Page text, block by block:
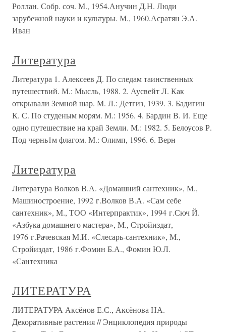
Роллан. Собр. соч. М., 1954.Анучин Д.Н. Люди
зарубежной науки и культуры. М., 1960.Асратян Э.А.
Иван
Литература
Литература 1. Алексеев Д. По следам таинственных
путешествий. М.: Мысль, 1988. 2. Аусвейт Л. Как
открывали Земной шар. М. Л.: Детгиз, 1939. 3. Бадигин
К. С. По студеным морям. М.: 1956. 4. Бардин В. И. Еще
одно путешествие на край Земли. М.: 1982. 5. Белоусов Р.
Под чернь1м флагом. М.: Олимп, 1996. 6. Верн
Литература
Литература Волков В.А. «Домашний сантехник», М.,
Машиностроение, 1992 г.Волков В.А. «Сам себе
сантехник», М., ТОО «Интерпрактик», 1994 г.Сюч Й.
«Азбука домашнего мастера», М., Стройиздат,
1976 г.Рачевская М.И. «Слесарь-сантехник», М.,
Стройиздат, 1986 г.Фомин Б.А., Фомин Ю.Л.
«Сантехника
ЛИТЕРАТУРА
ЛИТЕРАТУРА Аксёнов Е.С., Аксёнова НА.
Декоративные растения // Энциклопедия природы